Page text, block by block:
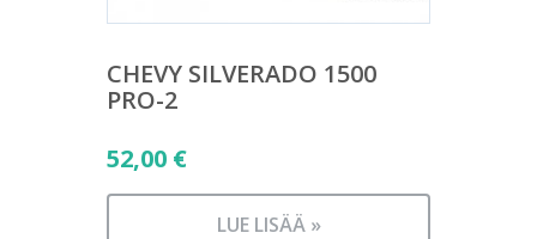
CHEVY SILVERADO 1500
PRO-2
52,00 €
LUE LISÄÄ »